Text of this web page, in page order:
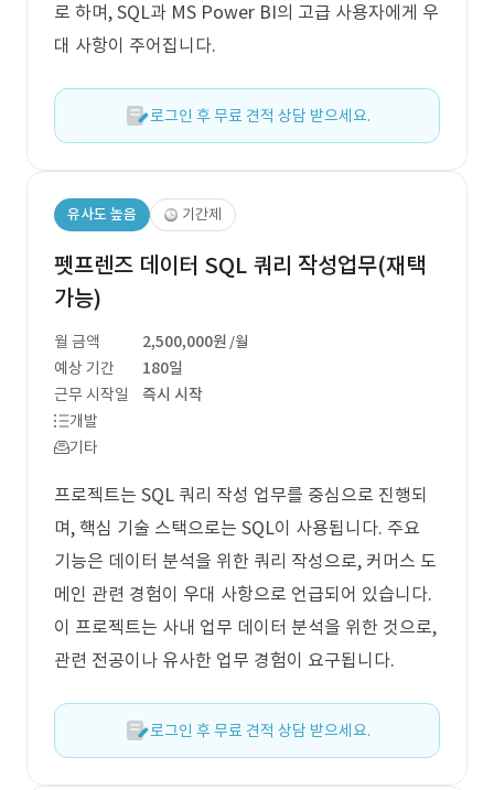
로 하며, SQL과 MS Power BI의 고급 사용자에게 우
대 사항이 주어집니다.
로그인 후 무료 견적 상담 받으세요.
유사도 높음 기간제
펫프렌즈 데이터 SQL 쿼리 작성업무(재택
가능)
월 금액 2,500,000원 /월
예상 기간
180일
근무 시작일
즉시 시작
개발
기타
프로젝트는 SQL 쿼리 작성 업무를 중심으로 진행되
며, 핵심 기술 스택으로는 SQL이 사용됩니다. 주요
기능은 데이터 분석을 위한 쿼리 작성으로, 커머스 도
메인 관련 경험이 우대 사항으로 언급되어 있습니다.
이 프로젝트는 사내 업무 데이터 분석을 위한 것으로,
관련 전공이나 유사한 업무 경험이 요구됩니다.
로그인 후 무료 견적 상담 받으세요.